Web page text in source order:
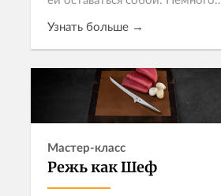
точное время на огне – этого
вполне достаточно. Как из
минимума ингредиентов
рождается...
Узнать больше →
Записаться
Мастер-класс
Режь как Шеф